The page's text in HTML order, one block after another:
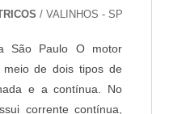
de qualidade,
A Teman é uma
de forma positiva
e qualidade, o que
com excelência para
/ VALINHOS - SP
São Paulo O motor
de dois tipos de
e a contínua. No
corrente contínua,